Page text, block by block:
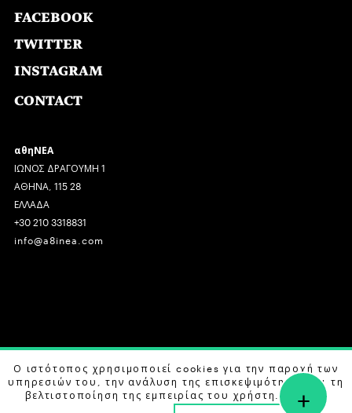
FACEBOOK
TWITTER
INSTAGRAM
CONTACT
αθηΝΕΑ
ΙΩΝΟΣ ΔΡΑΓΟΥΜΗ 1
ΑΘΗΝΑ, 115 28
ΕΛΛΑΔΑ
+30 210 3318831
info@a8inea.com
COPYRIGHT © 2026 αθηΝΕΑ, ALL RIGHTS RESERVED.
DESIGN BY G DESIGN STUDIO. DEVELOPED BYB LABS
Ο ιστότοπος χρησιμοποιεί cookies για την παροχή των
υπηρεσιών του, την ανάλυση της επισκεψιμότητας και τη
βελτιστοποίηση της εμπειρίας του χρήστη. Μάθετε
+